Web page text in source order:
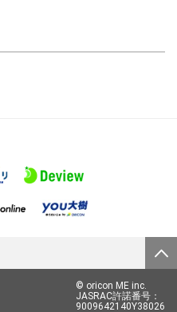
© oricon ME inc.
JASRAC許諾番号：
9009642140Y38026